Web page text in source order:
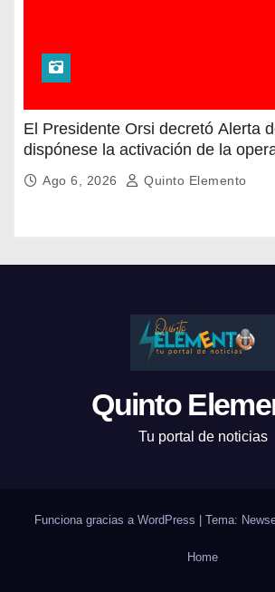
El Presidente Orsi decretó Alerta
dispónese la activación de la
Sistema Nacional de Emergencias
costera desde el arroyo Pando,
Ago 6, 2026 Quinto Elemento
Quinto
Tu portal de noticias
Funciona gracias a WordPress Tema:
Home